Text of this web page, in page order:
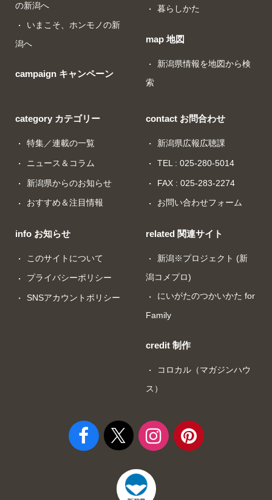
の新潟へ
いまこそ、ホンモノの新
潟へ
campaign キャンペーン
暮らしかた
map 地図
新潟県情報を地図から検
索
category カテゴリー
特集／連載の一覧
ニュース＆コラム
新潟県からのお知らせ
おすすめ＆注目情報
info お知らせ
このサイトについて
プライバシーポリシー
SNSアカウントポリシー
contact お問合わせ
新潟県広報広聴課
TEL : 025-280-5014
FAX : 025-283-2274
お問い合わせフォーム
related 関連サイト
新潟※プロジェクト (新
潟コメプロ)
にいがたのつかいかた for
Family
credit 制作
コロカル（マガジンハウ
ス）